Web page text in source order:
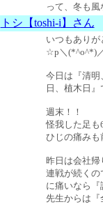
って、冬も風
トシ【toshi-i】さん
いつもあり
☆p＼(*^o^*)
今日は『清明
日、植木日』
週末！！
怪我した足も
ひじの痛みも
昨日は会社帰
連戦が続くの
に痛いなら『
先生からは『